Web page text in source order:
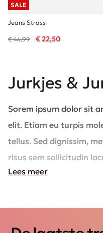
SALE
Jeans Strass
€ 44,99 € 22,50
Jurkjes &
Sorem ipsum dolor sit
elit. Etiam eu turpis
tellus. Sed dignissim,
risus sem sollicitudin
risus. Maecenas eget
torquent per conubia
Lees meer